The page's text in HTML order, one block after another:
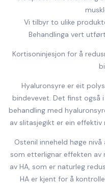
Vi tilbyr to ulike
Behandlinga vert
Kortisoninjesjon for å
Hyaluronsyre er eit
bindevevet. Det finst også
behandling med
av slitasjegikt er ein
Ostenil inneheld høge
som etterlignar effekten av
av HA, som er naturleg
HA er kjent for å